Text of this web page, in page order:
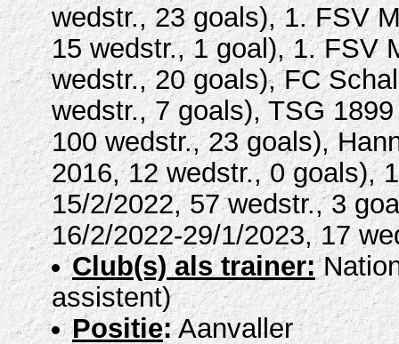
wedstr., 23 goals), 1. FSV
15 wedstr., 1 goal), 1. FSV
wedstr., 20 goals), FC
wedstr., 7 goals), TSG
100 wedstr., 23 goals),
2016, 12 wedstr., 0 goals),
15/2/2022, 57 wedstr., 3
16/2/2022-29/1/2023, 17
Club(s) als trainer:
assistent)
Positie:Aanvaller